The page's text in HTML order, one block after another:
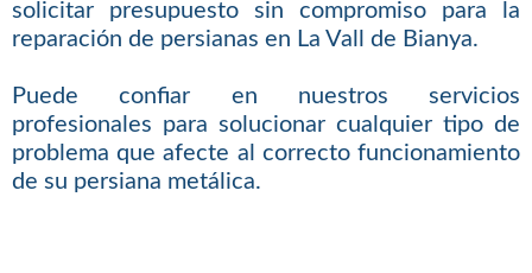
solicitar presupuesto sin compromiso para la
reparación de persianas en La Vall de Bianya.
Puede confiar en nuestros servicios
profesionales para solucionar cualquier tipo de
problema que afecte al correcto funcionamiento
de su persiana metálica.